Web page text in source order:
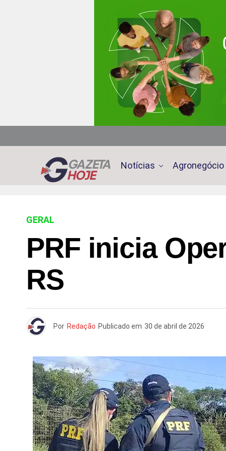
Notícias Agronegócio
GERAL
PRF inicia
RS
Por Redação Publicado em 30 de abril de 2026